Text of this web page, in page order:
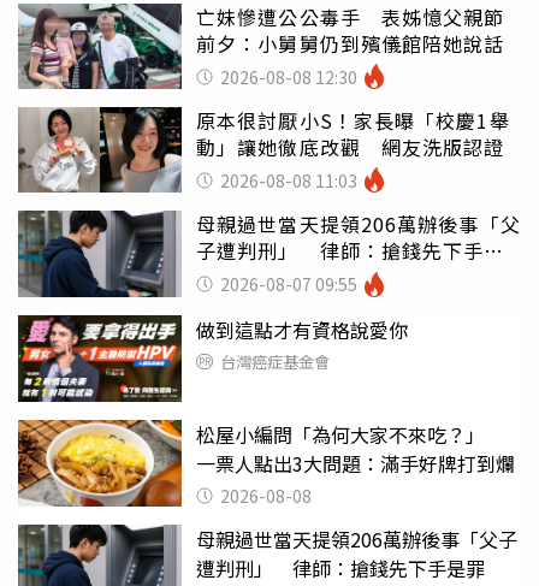
亡妹慘遭公公毒手 表姊憶父親節
前夕：小舅舅仍到殯儀館陪她說話
2026-08-08 12:30
原本很討厭小S！家長曝「校慶1舉
動」讓她徹底改觀 網友洗版認證
2026-08-08 11:03
母親過世當天提領206萬辦後事「父
子遭判刑」 律師：搶錢先下手是
罪 2026-08-07 09:55
做到這點才有資格說愛你
台灣癌症基金會
松屋小編問「為何大家不來吃？」
一票人點出3大問題：滿手好牌打到爛
2026-08-08
母親過世當天提領206萬辦後事「父子
遭判刑」 律師：搶錢先下手是罪